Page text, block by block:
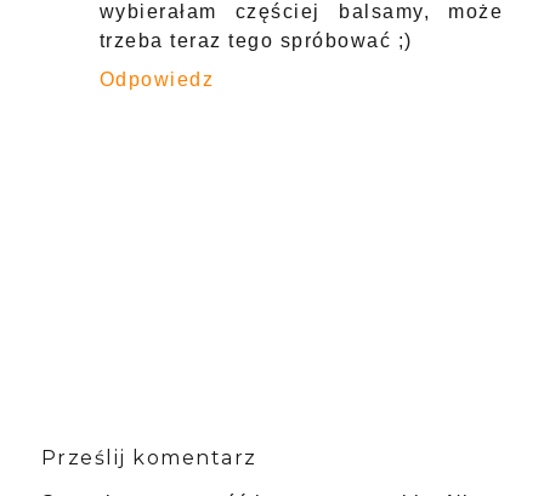
wybierałam częściej balsamy, może
trzeba teraz tego spróbować ;)
Odpowiedz
Prześlij komentarz